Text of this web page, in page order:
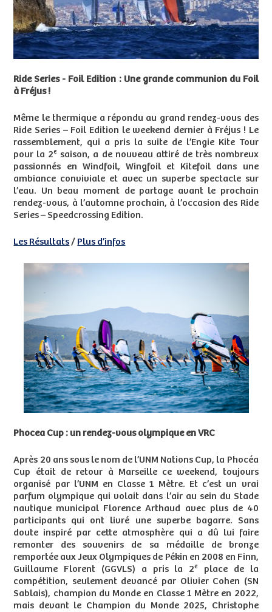
Ride Series - Foil Edition : Une grande communion du Foil
à Fréjus !
Même le thermique a répondu au grand rendez-vous des
Ride Series – Foil Edition le weekend dernier à Fréjus ! Le
rassemblement, qui a pris la suite de l’Engie Kite Tour
pour la 2e saison, a de nouveau attiré de très nombreux
passionnés en Windfoil, Wingfoil et Kitefoil dans une
ambiance conviviale et avec un superbe spectacle sur
l’eau. Un beau moment de partage avant le prochain
rendez-vous, à l’automne prochain, à l’occasion des Ride
Series – Speedcrossing Edition.
Les Résultats/ Plus d’infos
Phocea Cup : un rendez-vous olympique en VRC
Après 20 ans sous le nom de l’UNM Nations Cup, la Phocéa
Cup était de retour à Marseille ce weekend, toujours
organisé par l’UNM en Classe 1 Mètre. Et c’est un vrai
parfum olympique qui volait dans l’air au sein du Stade
nautique municipal Florence Arthaud avec plus de 40
participants qui ont livré une superbe bagarre. Sans
doute inspiré par cette atmosphère qui a dû lui faire
remonter des souvenirs de sa médaille de bronze
remportée aux Jeux Olympiques de Pékin en 2008 en Finn,
Guillaume Florent (GGVLS) a pris la 2e
place de la
compétition, seulement devancé par Olivier Cohen (SN
Sablais), champion du Monde en Classe 1 Mètre en 2022,
mais devant le Champion du Monde 2025, Christophe